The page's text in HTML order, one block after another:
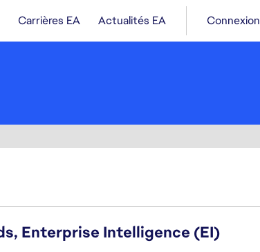
Carrières EA Actualités EA Connexion
Enterprise Intelligence (EI)